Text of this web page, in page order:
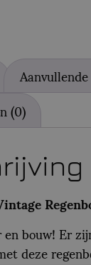
(0)
bouw! Er
deze